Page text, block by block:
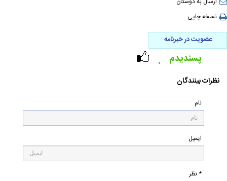
نسخه چاپی
عضویت در خبرنامه
۰ پسندیدم
نظرات بینندگان
نام
ایمیل
* نظر